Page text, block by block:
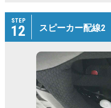
STEP
12 スピーカー配線2